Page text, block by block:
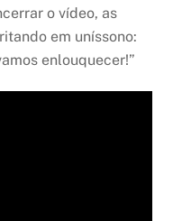
o vídeo, as
em uníssono:
enlouquecer!”